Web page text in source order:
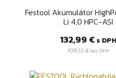
Festool Akumulátor
Li 4,0 HPC-ASI
Cena
132,99 € s DPH
108,12 €bez DPH
Rýchly